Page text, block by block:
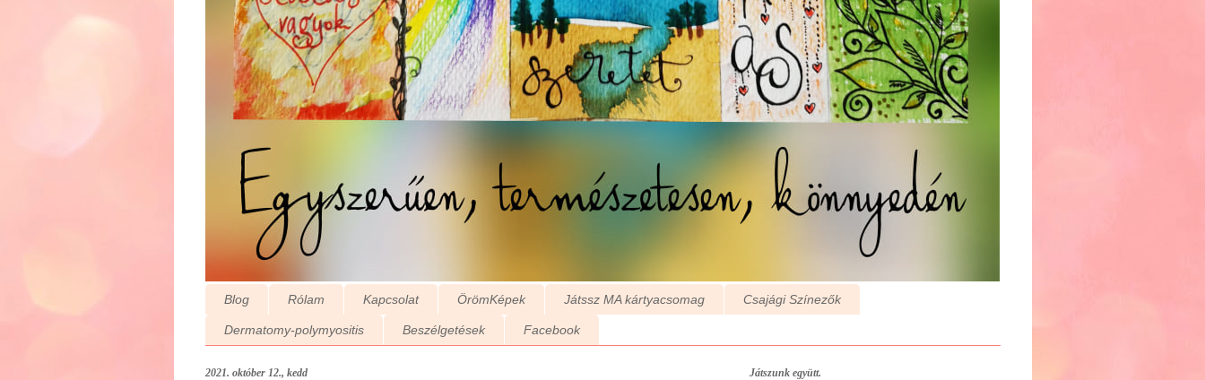
Blog Rólam Kapcsolat ÖrömKépek Játssz MA kártyacsomag Csajági Színezők
Dermatomy-polymyositis Beszélgetések Facebook
2021. október 12., kedd Játszunk együtt.